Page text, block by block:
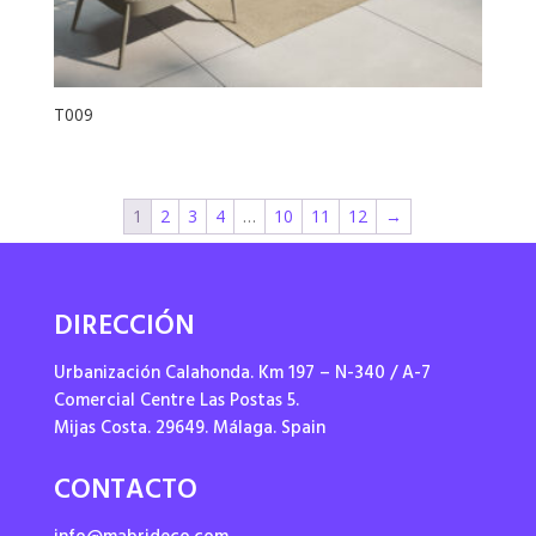
T009
1 2 3 4 … 10 11 12 →
DIRECCIÓN
Urbanización Calahonda. Km 197 – N-340 / A-7
Comercial Centre Las Postas 5.
Mijas Costa. 29649. Málaga. Spain
CONTACTO